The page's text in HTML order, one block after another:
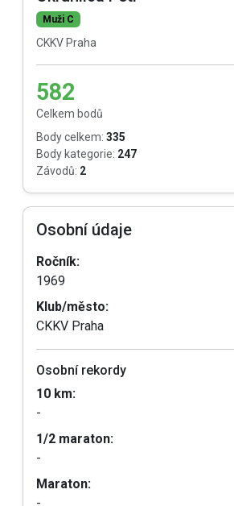
Muži C
CKKV Praha
582
Celkem bodů
Body celkem: 335
Body kategorie: 247
Závodů: 2
Osobní údaje
Ročník:
1969
Klub/město:
CKKV Praha
Osobní rekordy
10 km:
-
1/2 maraton:
-
Maraton: